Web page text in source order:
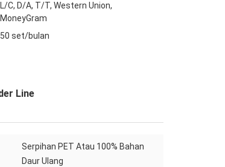
L/C, D/A, T/T, Western Union,
MoneyGram
50 set/bulan
Line
Serpihan PET Atau 100% Bahan
Daur Ulang